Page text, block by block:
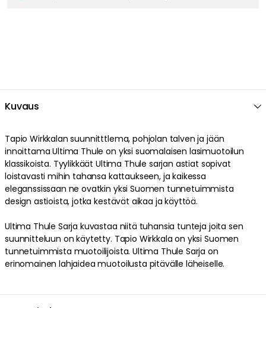
Kuvaus
Tapio Wirkkalan suunnitttlema, pohjolan talven ja jään
innoittama Ultima Thule on yksi suomalaisen lasimuotoilun
klassikoista. Tyylikkäät Ultima Thule sarjan astiat sopivat
loistavasti mihin tahansa kattaukseen, ja kaikessa
eleganssissaan ne ovatkin yksi Suomen tunnetuimmista
design astioista, jotka kestävät aikaa ja käyttöä.
Ultima Thule Sarja kuvastaa niitä tuhansia tunteja joita sen
suunnitteluun on käytetty. Tapio Wirkkala on yksi Suomen
tunnetuimmista muotoilijoista. Ultima Thule Sarja on
erinomainen lahjaidea muotoilusta pitävälle läheiselle.
Tuotetiedot